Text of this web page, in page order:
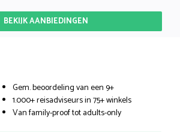
BEKIJK AANBIEDINGEN
Gem. beoordeling van een 9+
1.000+ reisadviseurs in 75+ winkels
Van family-proof tot adults-only